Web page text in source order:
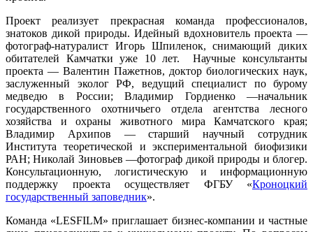
проекта.
Проект реализует прекрасная команда профессионалов,
знатоков дикой природы. Идейный вдохновитель проекта —
фотограф-натуралист Игорь Шпиленок, снимающий диких
обитателей Камчатки уже 10 лет. Научные консультанты
проекта — Валентин Пажетнов, доктор биологических наук,
заслуженный эколог РФ, ведущий специалист по бурому
медведю в России; Владимир Гордиенко —начальник
государственного охотничьего отдела агентства лесного
хозяйства и охраны животного мира Камчатского края;
Владимир Архипов — старший научный сотрудник
Института теоретической и экспериментальной биофизики
РАН; Николай Зиновьев —фотограф дикой природы и блогер.
Консультационную, логистическую и информационную
государственный заповедник».